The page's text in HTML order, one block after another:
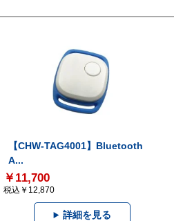
【CHW-TAG4001】Bluetooth
A...
￥11,700
税込￥12,870
詳細を見る